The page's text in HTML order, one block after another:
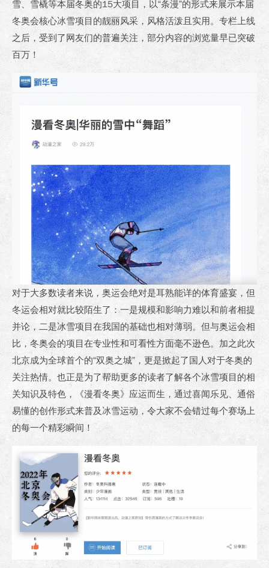
雪、雪橇等本届冬奥的15大项目，以“条漫”的形式来展示本届
冬奥会核心冰雪项目的靓丽风采，风格活泼且实用。专栏上线
之后，受到了网友们的普遍关注，部分内容的浏览量早已突破
百万！
对于大多数读者来说，奥运会绝对是耳熟能详的体育盛宴，但
冬运会相对就比较陌生了：一是规模和影响力难以和前者相提
并论，二是冰雪项目在我国的基础也相对薄弱。但与奥运会相
比，冬奥会的项目在专业性和可看性方面毫不逊色。加之此次
北京成为全球首个的“双奥之城”，更是掀起了国人对于冬奥的
关注热情。也正是为了帮助更多的读者了解各个冰雪项目的相
关知识及特色，《漫看冬奥》应运而生，通过喜闻乐见、通俗
易懂的创作形式来普及冰雪运动，令大家不会错过每个赛场上
的每一个精彩瞬间！